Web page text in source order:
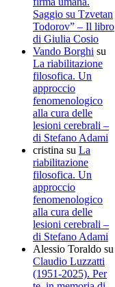
Saggio su Tzvetan
Todorov” – Il libro
di Giulia Cosio
Vando Borghi su
La riabilitazione
filosofica. Un
approccio
fenomenologico
alla cura delle
lesioni cerebrali –
di Stefano Adami
cristina su La
riabilitazione
filosofica. Un
approccio
fenomenologico
alla cura delle
lesioni cerebrali –
di Stefano Adami
Alessio Toraldo su
Claudio Luzzatti
(1951-2025). Per